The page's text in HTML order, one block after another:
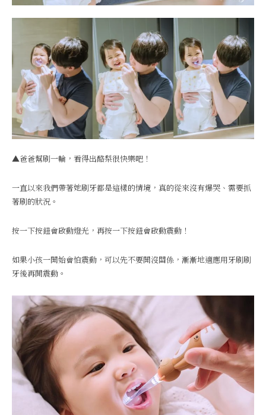
▲爸爸幫刷一輪，看得出酪梨很快樂吧！
一直以來我們帶著她刷牙都是這樣的情境，真的從來沒有爆哭、需要抓
著刷的狀況。
按一下按鈕會啟動燈光，再按一下按鈕會啟動震動！
如果小孩一開始會怕震動，可以先不要開沒關係，漸漸地適應用牙刷刷
牙後再開震動。